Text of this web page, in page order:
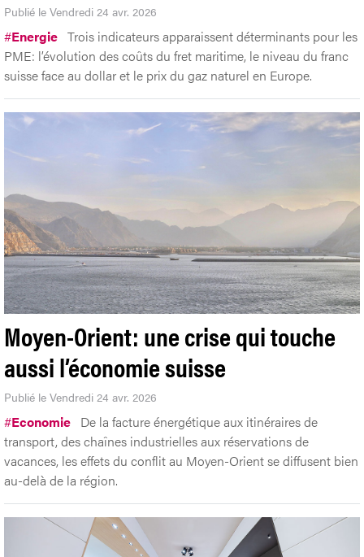
Publié le Vendredi 24 avr. 2026
#Energie Trois indicateurs apparaissent déterminants pour les
PME: l’évolution des coûts du fret maritime, le niveau du franc
suisse face au dollar et le prix du gaz naturel en Europe.
Moyen-Orient: une crise qui touche
aussi l’économie suisse
Publié le Vendredi 24 avr. 2026
#Economie De la facture énergétique aux itinéraires de
transport, des chaînes industrielles aux réservations de
vacances, les effets du conflit au Moyen-Orient se diffusent bien
au-delà de la région.